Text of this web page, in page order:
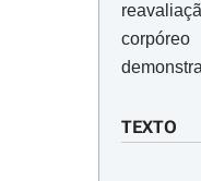
TEXTO